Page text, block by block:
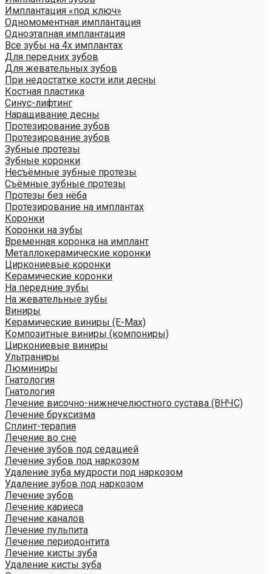
Имплантация «под ключ»
Одномоментная имплантация
Одноэтапная имплантация
Все зубы на 4х имплантах
Для передних зубов
Для жевательных зубов
При недостатке кости или десны
Костная пластика
Синус-лифтинг
Наращивание десны
Протезирование зубов
Протезирование зубов
Зубные протезы
Зубные коронки
Несъёмные зубные протезы
Съёмные зубные протезы
Протезы без нёба
Протезирование на имплантах
Коронки
Коронки на зубы
Временная коронка на имплант
Металлокерамические коронки
Циркониевые коронки
Керамические коронки
На передние зубы
На жевательные зубы
Виниры
Керамические виниры (E-Max)
Композитные виниры (компониры)
Циркониевые виниры
Ультраниры
Люминиры
Гнатология
Гнатология
Лечение височно-нижнечелюстного сустава (ВНЧС)
Лечение бруксизма
Сплинт-терапия
Лечение во сне
Лечение зубов под седацией
Лечение зубов под наркозом
Удаление зуба мудрости под наркозом
Удаление зубов под наркозом
Лечение зубов
Лечение кариеса
Лечение каналов
Лечение пульпита
Лечение периодонтита
Лечение кисты зуба
Удаление кисты зуба